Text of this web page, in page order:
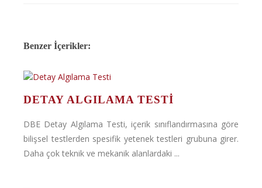
Benzer İçerikler:
DETAY ALGILAMA TESTI
DBE Detay Algılama Testi, içerik sınıflandırmasına göre
bilişsel testlerden spesifik yetenek testleri grubuna girer.
Daha çok teknik ve mekanik alanlardaki ...